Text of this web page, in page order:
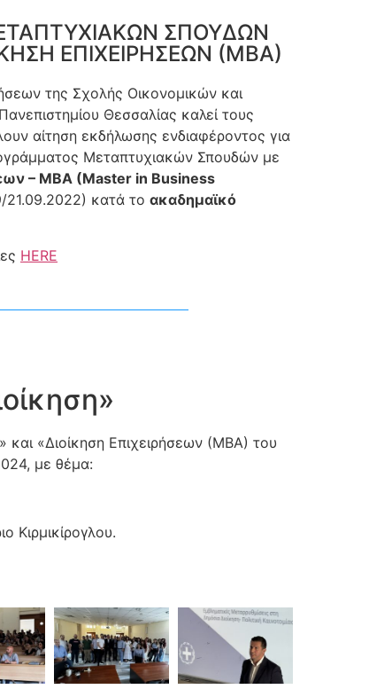
ΣΠΟΥΔΩΝ
ΕΠΙΧΕΙΡΗΣΕΩΝ (ΜΒΑ)
της Σχολής Οικονομικών και
Θεσσαλίας καλεί τους
αίτηση εκδήλωσης ενδιαφέροντος για
Μεταπτυχιακών Σπουδών με
– ΜΒΑ (Master in Business
κατά το ακαδημαϊκό
HERE
και «Διοίκηση Επιχειρήσεων (ΜΒΑ) του
με θέμα:
Κιρμικίρογλου.